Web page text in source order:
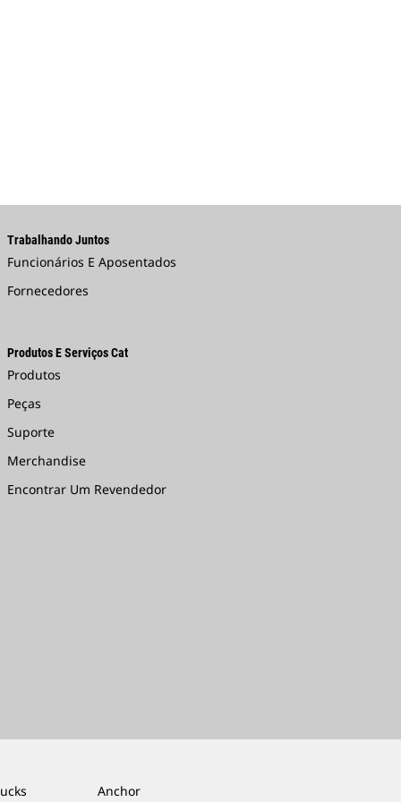
Trabalhando Juntos
Funcionários E Aposentados
Fornecedores
Produtos E Serviços Cat
Produtos
Peças
Suporte
Merchandise
Encontrar Um Revendedor
Anchor